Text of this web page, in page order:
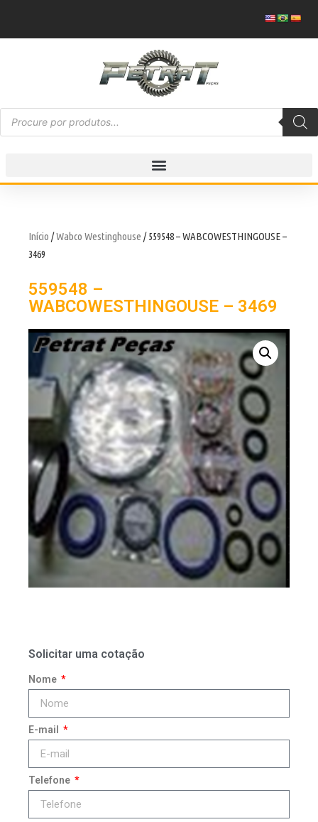
Início /Wabco Westinghouse / 559548 – WABCOWESTHINGOUSE –
3469
559548 –
WABCOWESTHINGOUSE – 3469
Solicitar uma cotação
Nome
E-mail
Telefone